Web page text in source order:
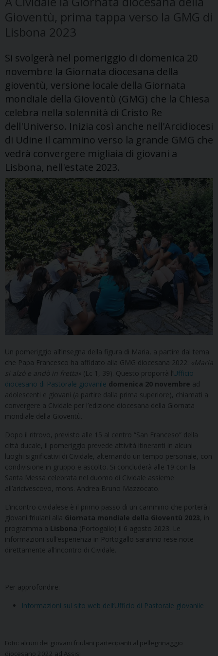
Gioventù, prima tappa verso la GMG di
Lisbona 2023
Si svolgerà nel pomeriggio di domenica 20
novembre la Giornata diocesana della
gioventù, versione locale della Giornata
mondiale della Gioventù (GMG) che la Chiesa
celebra nella solennità di Cristo Re
dell'Universo. Inizia così anche nell'Arcidiocesi
di Udine il cammino verso la grande GMG che
vedrà convergere migliaia di giovani a
Lisbona, nell'estate 2023.
Un pomeriggio all’insegna della figura di Maria, a partire dal tema
che Papa Francesco ha affidato alla GMG diocesana 2022: «Maria
si alzò e andò in fretta» (Lc 1, 39). Questo proporrà l’Ufficio
diocesano di Pastorale giovanile domenica 20 novembre ad
adolescenti e giovani (a partire dalla prima superiore), chiamati a
convergere a Cividale per l’edizione diocesana della Giornata
mondiale della Gioventù.
Dopo il ritrovo, previsto alle 15 al centro “San Franceso” della
città ducale, il pomeriggio prevede attività itineranti in alcuni
luoghi significativi di Cividale, alternando un tempo personale, con
condivisione in gruppo e ascolto. Si concluderà alle 19 con la
Santa Messa celebrata nel duomo di Cividale assieme
all’aricivescovo, mons. Andrea Bruno Mazzocato.
L’incontro cividalese è il primo passo di un cammino che porterà i
giovani friulani alla Giornata mondiale della Gioventù 2023 , in
programma a Lisbona (Portogallo) il 6 agosto 2023. Le
informazioni sull’esperienza in Portogallo saranno rese note
direttamente all’incontro di Cividale.
Per approfondire:
Informazioni sul sito web dell’Ufficio di Pastorale giovanile
Foto: alcuni dei giovani friulani partecipanti al pellegrinaggio
diocesano 2022 ad Assisi